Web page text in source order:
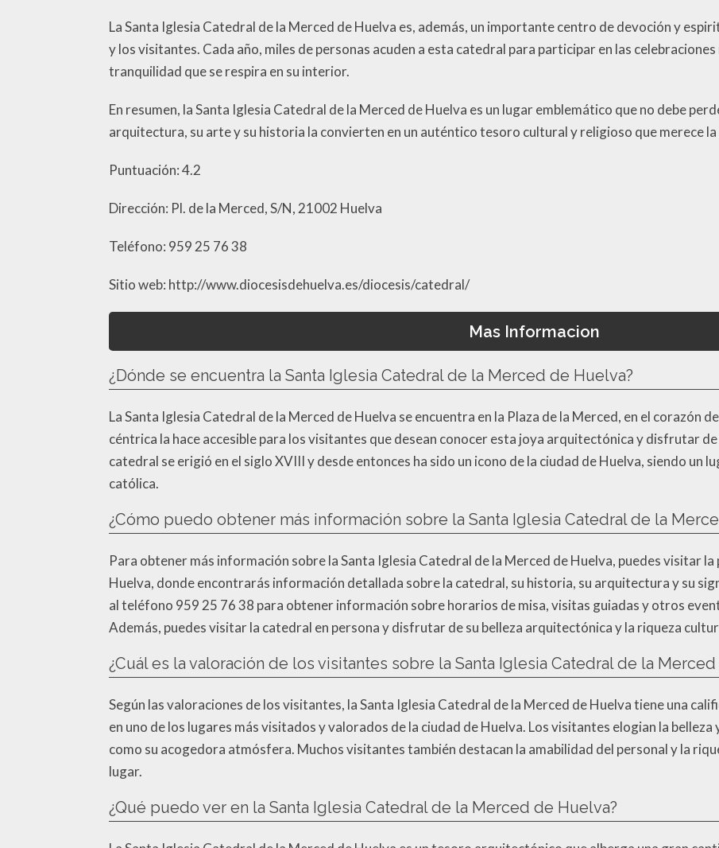
La Santa Iglesia Catedral de la Merced de Huelva es, además, un importante centro de devoción y
y los visitantes. Cada año, miles de personas acuden a esta catedral para participar en las
tranquilidad que se respira en su interior.
En resumen, la Santa Iglesia Catedral de la Merced de Huelva es un lugar emblemático que no debe
arquitectura, su arte y su historia la convierten en un auténtico tesoro cultural y religioso que merece la
Puntuación: 4.2
Dirección: Pl. de la Merced, S/N, 21002 Huelva
Teléfono: 959 25 76 38
Sitio web: http://www.diocesisdehuelva.es/diocesis/catedral/
Mas Informacion
¿Dónde se encuentra la Santa Iglesia Catedral de la Merced de Huelva?
La Santa Iglesia Catedral de la Merced de Huelva se encuentra en la Plaza de la Merced, en el corazón
céntrica la hace accesible para los visitantes que desean conocer esta joya arquitectónica y disfrutar
catedral se erigió en el siglo XVIII y desde entonces ha sido un icono de la ciudad de Huelva, siendo un
católica.
¿Cómo puedo obtener más información sobre la Santa Iglesia Catedral de la
Para obtener más información sobre la Santa Iglesia Catedral de la Merced de Huelva, puedes visitar la
Huelva, donde encontrarás información detallada sobre la catedral, su historia, su arquitectura y su
al teléfono 959 25 76 38 para obtener información sobre horarios de misa, visitas guiadas y otros
Además, puedes visitar la catedral en persona y disfrutar de su belleza arquitectónica y la riqueza
¿Cuál es la valoración de los visitantes sobre la Santa Iglesia Catedral de la
Según las valoraciones de los visitantes, la Santa Iglesia Catedral de la Merced de Huelva tiene una
en uno de los lugares más visitados y valorados de la ciudad de Huelva. Los visitantes elogian la
como su acogedora atmósfera. Muchos visitantes también destacan la amabilidad del personal y la
lugar.
¿Qué puedo ver en la Santa Iglesia Catedral de la Merced de Huelva?